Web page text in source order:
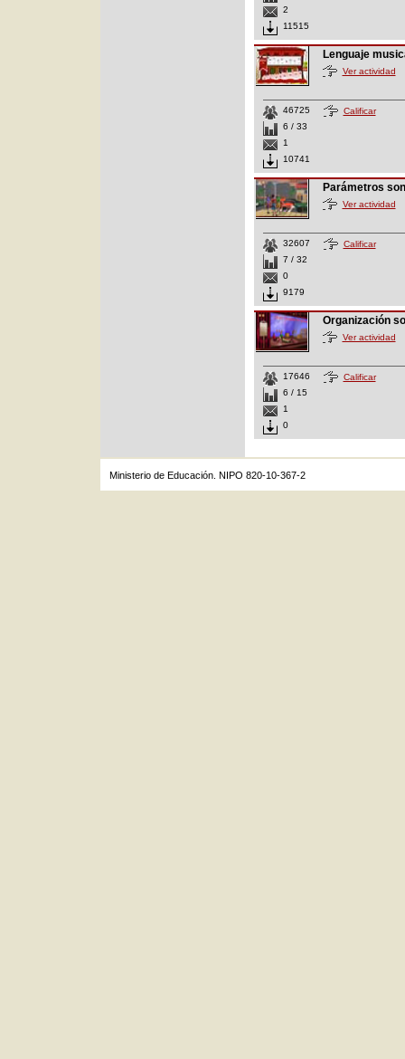
2
11515
Lenguaje
Ver actividad
46725
6 / 33
1
10741
Calificar
Parámetros
Ver actividad
32607
7 / 32
0
9179
Calificar
Organización
Ver actividad
17646
6 / 15
1
0
Calificar
Ministerio de Educación. NIPO 820-10-367-2